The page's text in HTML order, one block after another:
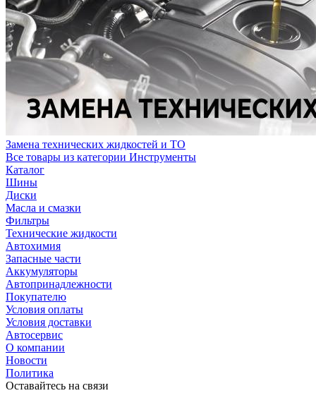
Замена технических жидкостей и ТО
Все товары из категории Инструменты
Каталог
Шины
Диски
Масла и смазки
Фильтры
Технические жидкости
Автохимия
Запасные части
Аккумуляторы
Автопринадлежности
Покупателю
Условия оплаты
Условия доставки
Автосервис
О компании
Новости
Политика
Оставайтесь на связи